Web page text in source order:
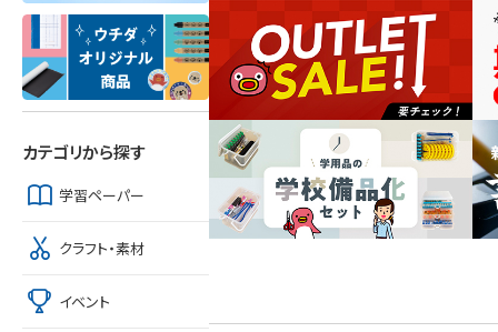
カテゴリから探す
学習ペーパー
クラフト・素材
イベント